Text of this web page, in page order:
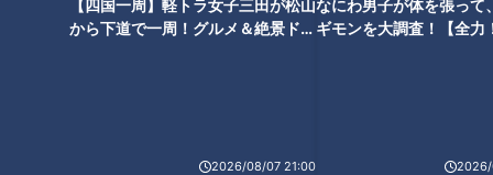
【四国一周】軽トラ女子三田が松山
から下道で一周！グルメ＆絶景ドラ
2026/08/07 21:00
なにわ男子が体を張って
ギモンを大調査！【全力
2026/